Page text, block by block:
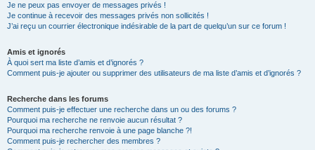
Je ne peux pas envoyer de messages privés !
Je continue à recevoir des messages privés non sollicités !
J’ai reçu un courrier électronique indésirable de la part de quelqu’un sur ce forum !
Amis et ignorés
À quoi sert ma liste d’amis et d’ignorés ?
Comment puis-je ajouter ou supprimer des utilisateurs de ma liste d’amis et d’ignorés ?
Recherche dans les forums
Comment puis-je effectuer une recherche dans un ou des forums ?
Pourquoi ma recherche ne renvoie aucun résultat ?
Pourquoi ma recherche renvoie à une page blanche ?!
Comment puis-je rechercher des membres ?